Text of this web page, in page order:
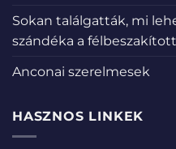
Sokan találgatták, mi
szándéka a félbeszakított
Anconai szerelmesek
HASZNOS LINKEK